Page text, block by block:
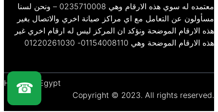
معتمده له سوي هذه الارقام وهي 0235710008 – ونحن لسنا
مسأولون عن التعامل مع اي مراكز صيانة اخري والاتصال بغير
هذه الارقام الموضحة ونؤكد ان المركز ليس له ارقام اخري غير
هذه الارقام الموضحة وهي 01154008110- 01220261030
Hoover – Egypt
Copyright © 2023. All rights reserved.
☎